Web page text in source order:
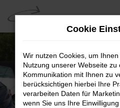
Zum
Hauptinhalt
springen
Cookie
Wir nutzen Cookies, um
Nutzung unserer Webseite
Kommunikation mit Ihnen zu
berücksichtigen hierbei Ihre
verarbeiten Daten für
wenn Sie uns Ihre